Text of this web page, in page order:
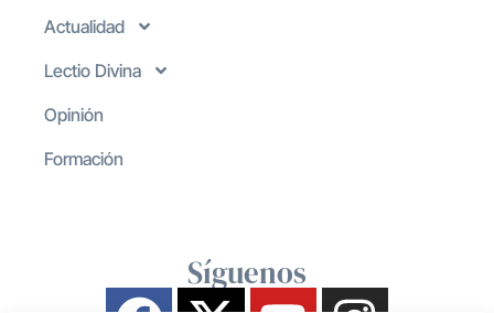
Actualidad
Lectio Divina
Opinión
Formación
Síguenos